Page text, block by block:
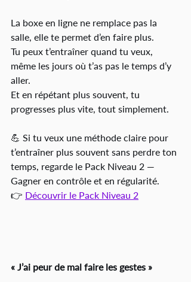
La boxe en ligne ne remplace pas la
salle, elle te permet d’en faire plus.
Tu peux t’entraîner quand tu veux,
même les jours où t’as pas le temps d’y
aller.
Et en répétant plus souvent, tu
progresses plus vite, tout simplement.
💪 Si tu veux une méthode claire pour
t’entraîner plus souvent sans perdre ton
temps, regarde le Pack Niveau 2 —
Gagner en contrôle et en régularité.
👉 Découvrir le Pack Niveau 2
« J’ai peur de mal faire les gestes »